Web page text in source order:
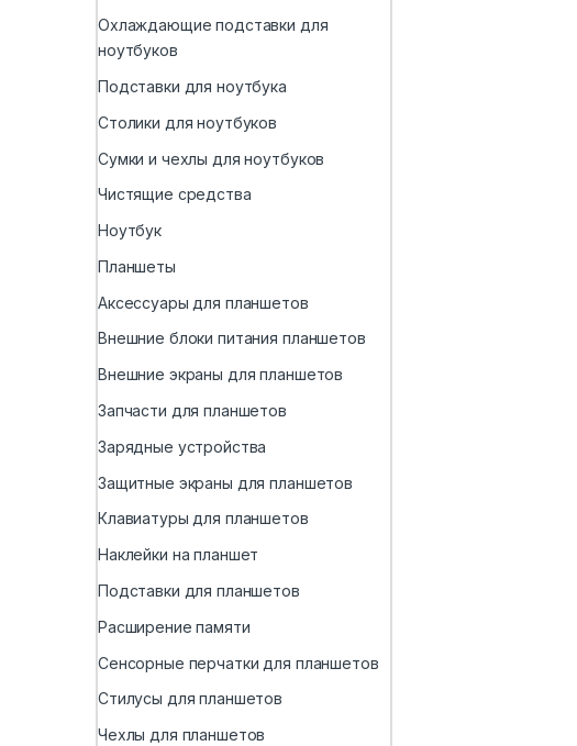
Охлаждающие подставки для
ноутбуков
Подставки для ноутбука
Столики для ноутбуков
Сумки и чехлы для ноутбуков
Чистящие средства
Ноутбук
Планшеты
Аксессуары для планшетов
Внешние блоки питания планшетов
Внешние экраны для планшетов
Запчасти для планшетов
Зарядные устройства
Защитные экраны для планшетов
Клавиатуры для планшетов
Наклейки на планшет
Подставки для планшетов
Расширение памяти
Сенсорные перчатки для планшетов
Стилусы для планшетов
Чехлы для планшетов